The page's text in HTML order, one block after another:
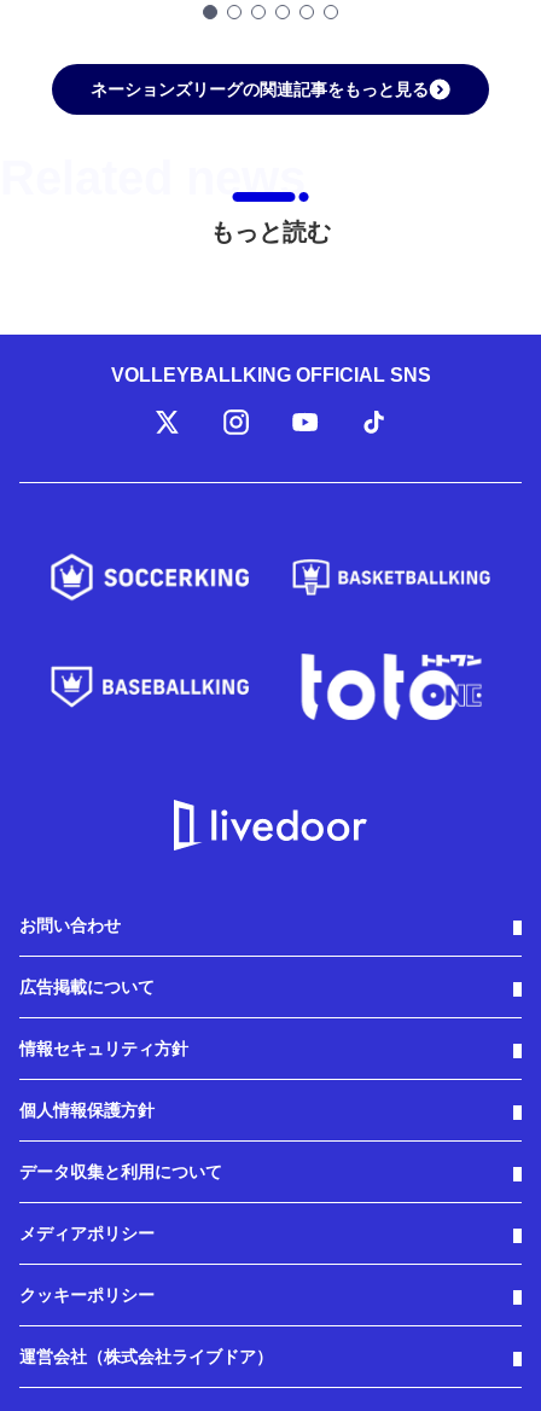
ネーションズリーグの関連記事をもっと見る
もっと読む
VOLLEYBALLKING OFFICIAL SNS
お問い合わせ
広告掲載について
情報セキュリティ方針
個人情報保護方針
データ収集と利用について
メディアポリシー
クッキーポリシー
運営会社（株式会社ライブドア）